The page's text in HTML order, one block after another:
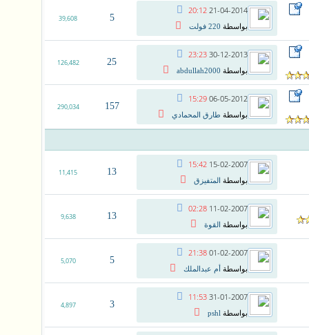
21-04-2014
20:12
بواسطة 220 فولت
5
39,608
30-12-2013
23:23
بواسطة abdullah2000
25
126,482
06-05-2012
15:29
بواسطة طارق المحمادي
157
290,034
15-02-2007
15:42
بواسطة المتفيزق
13
11,415
11-02-2007
02:28
بواسطة القوة
13
9,638
01-02-2007
21:38
بواسطة أم عبدالملك
5
5,070
31-01-2007
11:53
بواسطة pshl
3
4,897